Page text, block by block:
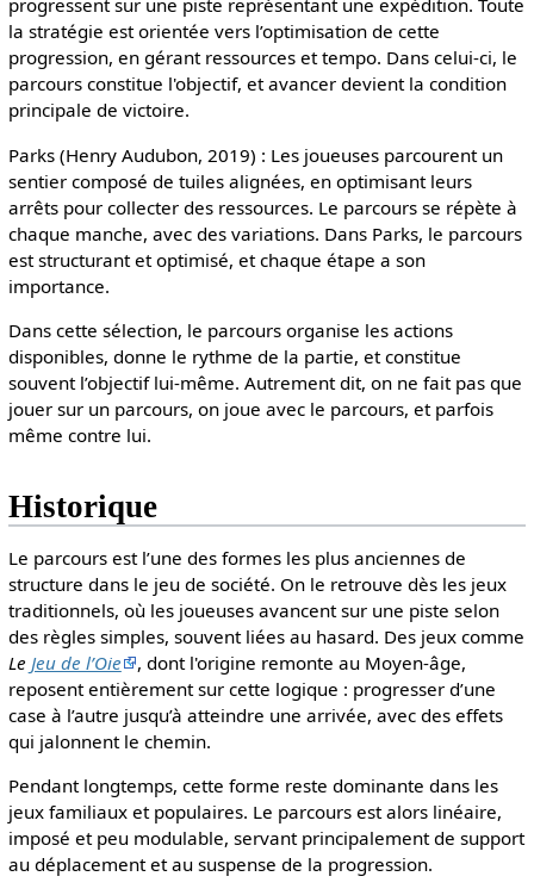
progressent sur une piste représentant une expédition. Toute
la stratégie est orientée vers l’optimisation de cette
progression, en gérant ressources et tempo. Dans celui-ci, le
parcours constitue l'objectif, et avancer devient la condition
principale de victoire.
Parks (Henry Audubon, 2019) : Les joueuses parcourent un
sentier composé de tuiles alignées, en optimisant leurs
arrêts pour collecter des ressources. Le parcours se répète à
chaque manche, avec des variations. Dans Parks, le parcours
est structurant et optimisé, et chaque étape a son
importance.
Dans cette sélection, le parcours organise les actions
disponibles, donne le rythme de la partie, et constitue
souvent l’objectif lui-même. Autrement dit, on ne fait pas que
jouer sur un parcours, on joue avec le parcours, et parfois
même contre lui.
Historique
Le parcours est l’une des formes les plus anciennes de
structure dans le jeu de société. On le retrouve dès les jeux
traditionnels, où les joueuses avancent sur une piste selon
des règles simples, souvent liées au hasard. Des jeux comme
Le Jeu de l’Oie
, dont l'origine remonte au Moyen-âge,
reposent entièrement sur cette logique : progresser d’une
case à l’autre jusqu’à atteindre une arrivée, avec des effets
qui jalonnent le chemin.
Pendant longtemps, cette forme reste dominante dans les
jeux familiaux et populaires. Le parcours est alors linéaire,
imposé et peu modulable, servant principalement de support
au déplacement et au suspense de la progression.